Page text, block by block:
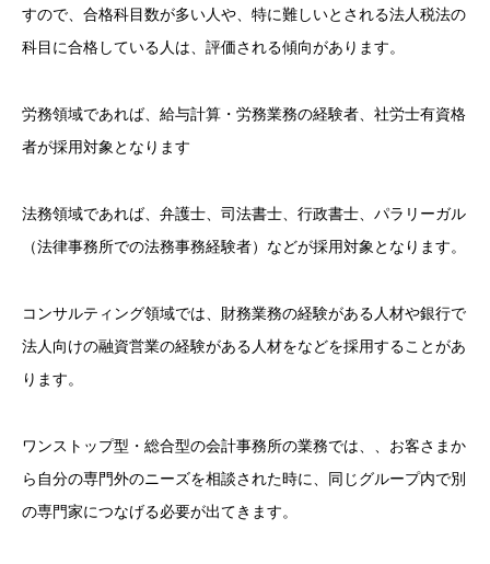
すので、合格科目数が多い人や、特に難しいとされる法人税法の
科目に合格している人は、評価される傾向があります。
労務領域であれば、給与計算・労務業務の経験者、社労士有資格
者が採用対象となります
法務領域であれば、弁護士、司法書士、行政書士、パラリーガル
（法律事務所での法務事務経験者）などが採用対象となります。
コンサルティング領域では、財務業務の経験がある人材や銀行で
法人向けの融資営業の経験がある人材をなどを採用することがあ
ります。
ワンストップ型・総合型の会計事務所の業務では、、お客さまか
ら自分の専門外のニーズを相談された時に、同じグループ内で別
の専門家につなげる必要が出てきます。